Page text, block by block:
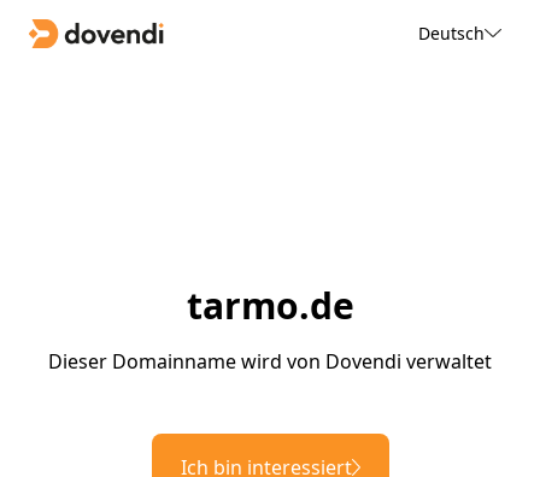
Deutsch
tarmo.de
Dieser Domainname wird von Dovendi verwaltet
Ich bin interessiert